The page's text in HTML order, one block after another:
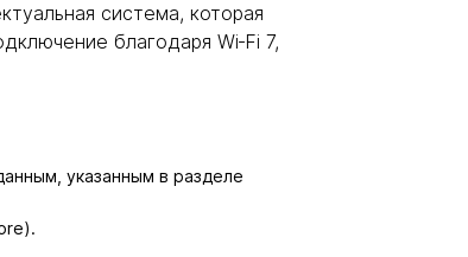
система, которая
благодаря Wi‑Fi 7,
указанным в разделе